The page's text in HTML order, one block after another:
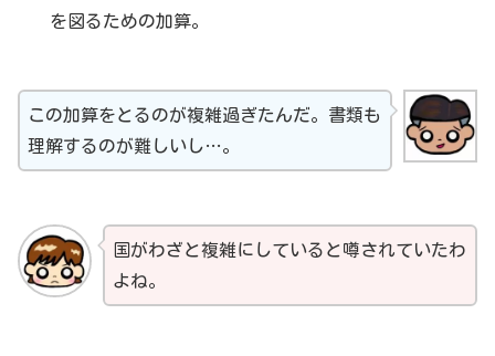
を図るための加算。
この加算をとるのが複雑過ぎたんだ。書類も
理解するのが難しいし…。
国がわざと複雑にしていると噂されていたわ
よね。